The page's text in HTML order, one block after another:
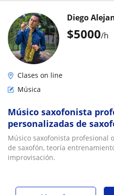
$5000/h
Diego
Clases on line
Música
Músico saxofonista
personalizadas de
entrenamiento
improvisación
Músico saxofonista profesional
de saxofón, teoría
improvisación.